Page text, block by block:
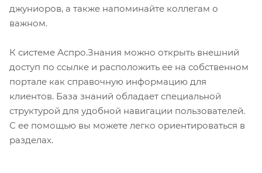
джуниоров, а также напоминайте коллегам о
важном.
К системе Аспро.Знания можно открыть внешний
доступ по ссылке и расположить ее на собственном
портале как справочную информацию для
клиентов. База знаний обладает специальной
структурой для удобной навигации пользователей.
С ее помощью вы можете легко ориентироваться в
разделах.